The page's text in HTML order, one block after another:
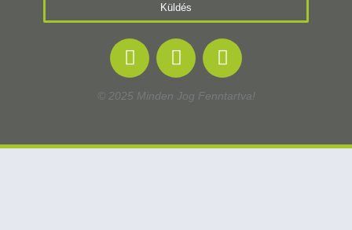
Küldés
© 2025 Minden Jog Fenntartva!